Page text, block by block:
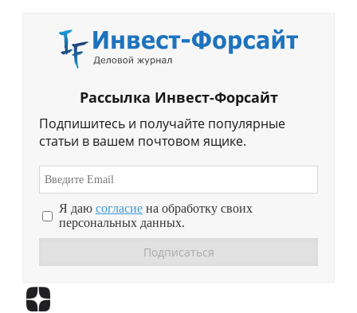
Рассылка Инвест-Форсайт
Подпишитесь и получайте популярные
статьи в вашем почтовом ящике.
Я даю согласие на обработку своих
персональных данных.